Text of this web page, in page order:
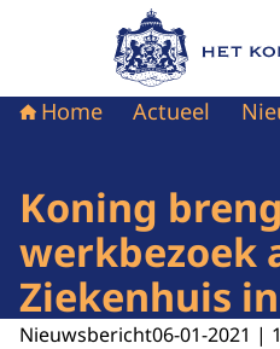
Naar de
Home Actueel
Koning
werkbezoek
Ziekenhuis
Nieuwsbericht06-01-2021 |